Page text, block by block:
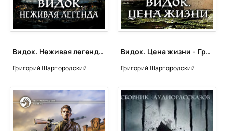
Видок. Неживая легенда - Григорий Шаргородский (книга 3)
Григорий Шаргородский
Видок. Цена жизни - Григорий Шаргородский (книга 4)
Григорий Шаргородский